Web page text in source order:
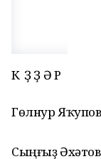
К Ү Ҙ Ҙ Ә Р
Гөлнур
Сыңғыҙ